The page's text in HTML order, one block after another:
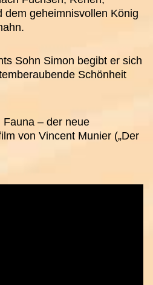
dem geheimnisvollen König
Sohn Simon begibt er sich
Schönheit
– der neue
von Vincent Munier („Der